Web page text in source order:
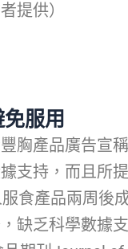
提供）
服用
胸產品廣告宣
支持，而且所
食產品兩周後
缺乏科學數據